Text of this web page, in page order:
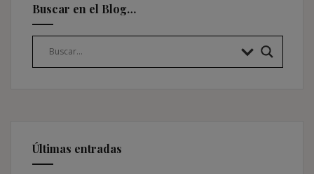
Buscar en el Blog…
Últimas entradas